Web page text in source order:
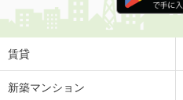
賃貸
新築マンション